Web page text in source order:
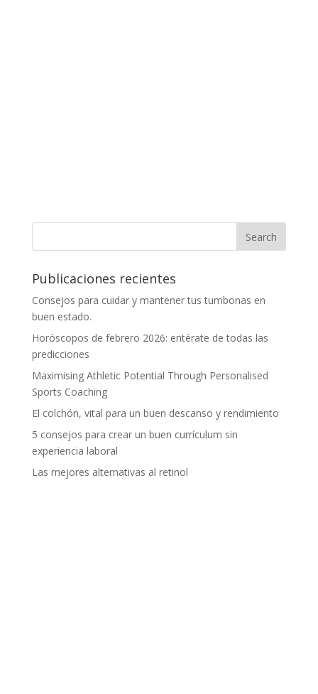
Publicaciones recientes
Consejos para cuidar y mantener tus tumbonas en
buen estado.
Horóscopos de febrero 2026: entérate de todas las
predicciones
Maximising Athletic Potential Through Personalised
Sports Coaching
El colchón, vital para un buen descanso y rendimiento
5 consejos para crear un buen currículum sin
experiencia laboral
Las mejores alternativas al retinol